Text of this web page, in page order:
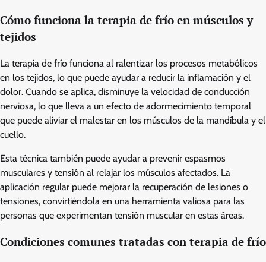
Cómo funciona la terapia de frío en músculos y
tejidos
La terapia de frío funciona al ralentizar los procesos metabólicos
en los tejidos, lo que puede ayudar a reducir la inflamación y el
dolor. Cuando se aplica, disminuye la velocidad de conducción
nerviosa, lo que lleva a un efecto de adormecimiento temporal
que puede aliviar el malestar en los músculos de la mandíbula y el
cuello.
Esta técnica también puede ayudar a prevenir espasmos
musculares y tensión al relajar los músculos afectados. La
aplicación regular puede mejorar la recuperación de lesiones o
tensiones, convirtiéndola en una herramienta valiosa para las
personas que experimentan tensión muscular en estas áreas.
Condiciones comunes tratadas con terapia de frío